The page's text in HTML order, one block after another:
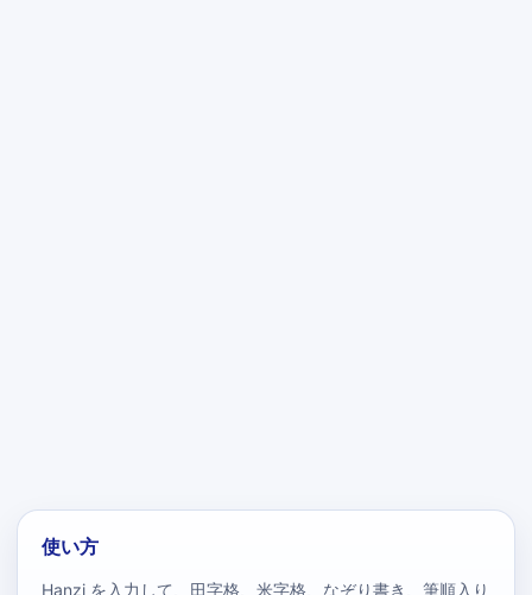
使い方
Hanzi を入力して、田字格、米字格、なぞり書き、筆順入り